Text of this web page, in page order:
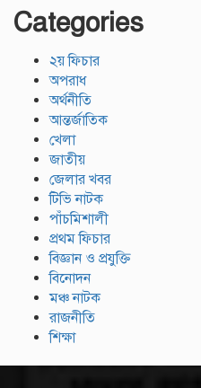
Categories
২য় ফিচার
অপরাধ
অর্থনীতি
আন্তর্জাতিক
খেলা
জাতীয়
জেলার খবর
টিভি নাটক
পাঁচমিশালী
প্রথম ফিচার
বিজ্ঞান ও প্রযুক্তি
বিনোদন
মঞ্চ নাটক
রাজনীতি
শিক্ষা